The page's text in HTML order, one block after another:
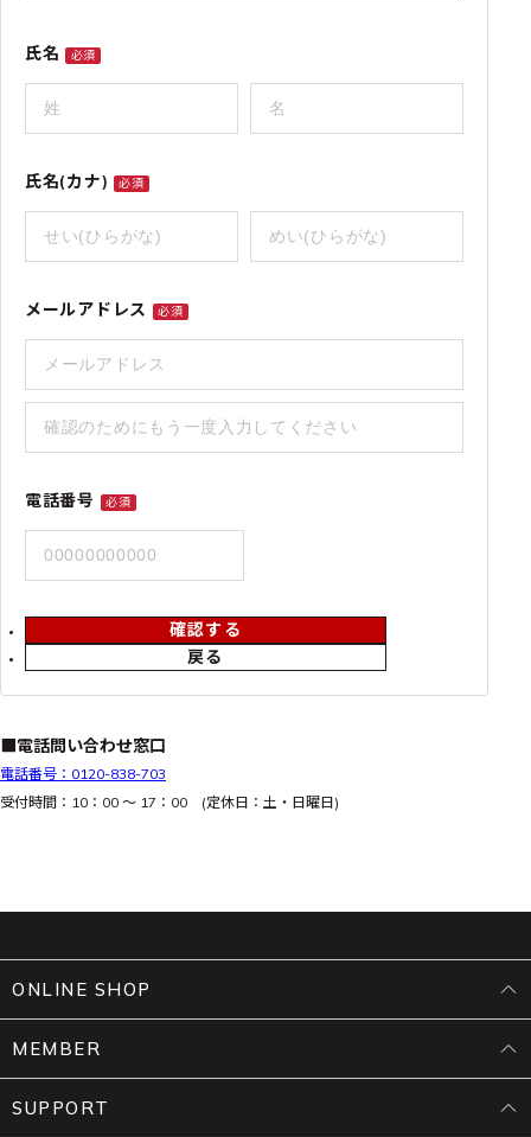
氏名 必須
氏名(カナ) 必須
メールアドレス 必須
電話番号 必須
戻る
確認する
■電話問い合わせ窓口
電話番号：0120-838-703
受付時間：10：00 ～ 17：00 (定休日：土・日曜日)
ONLINE SHOP
MEMBER
SUPPORT